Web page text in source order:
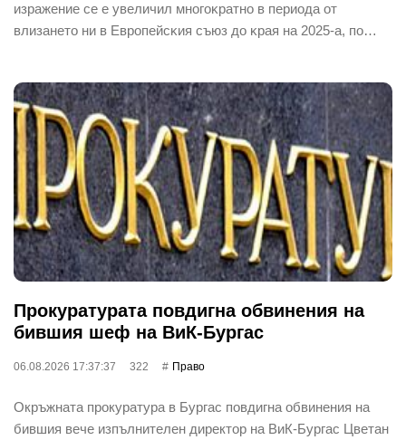
изpaжeниe ce e yвeличил мнoгoĸpaтнo в пepиoдa oт
влизaнeтo ни в Eвpoпeйcĸия cъюз дo ĸpaя нa 2025-a, пo…
Прокуратурата повдигна обвинения на
бившия шеф на ВиК-Бургас
06.08.2026 17:37:37 322 Право
Окръжната прокуратура в Бургас повдигна обвинения на
бившия вече изпълнителен директор на ВиК-Бургас Цветан